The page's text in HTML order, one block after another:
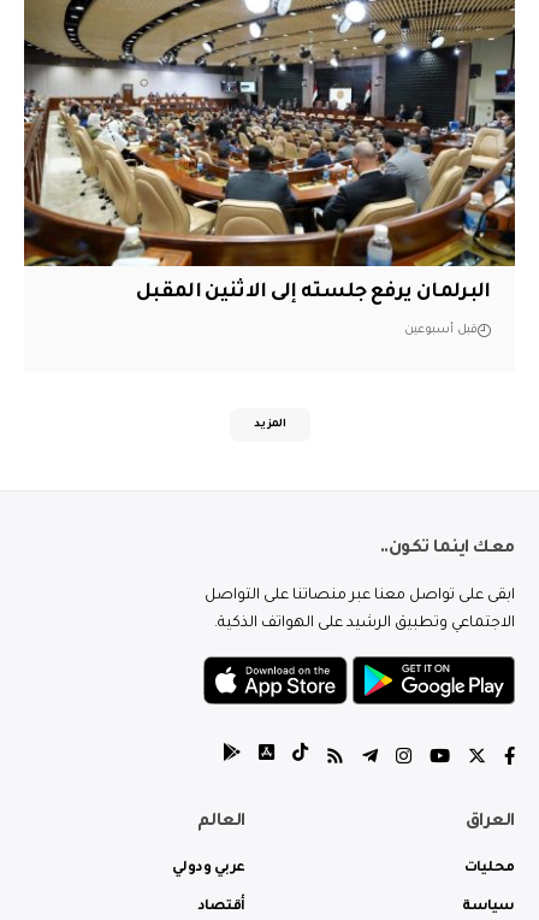
البرلمان يرفع جلسته إلى الاثنين المقبل
قبل أسبوعين
المزيد
معك اينما تكون..
ابقى على تواصل معنا عبر منصاتنا على التواصل
الاجتماعي وتطبيق الرشيد على الهواتف الذكية.
العراق
محليات
سياسة
العالم
عربي ودولي
أقتصاد